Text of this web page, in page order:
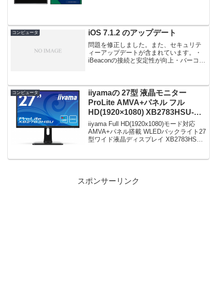
コンピュータ iOS 7.1.2 のアップデート
問題を修正しました。また、セキュリテ
ィーアップデートが含まれています。・
iBeaconの接続と安定性が向上・バーコー
クラスに関する問...
コンピュータ
iiyamaの 27型 液晶モニター
ProLite AMVA+パネル フル
HD(1920×1080) XB2783HSU-B1
がタイムセールで24,980円！
iiyama Full HD(1920x1080)モード対応
AMVA+パネル搭載 WLEDバックライト27
型ワイド液晶ディスプレイ XB2783HSU-
スポンサーリンク